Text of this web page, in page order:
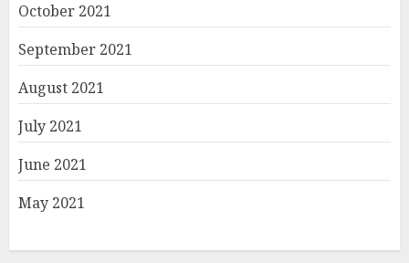
October 2021
September 2021
August 2021
July 2021
June 2021
May 2021